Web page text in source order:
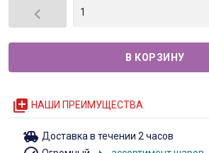

queue НАШИ ПРЕИМУЩЕСТВА
toys Доставка в течении 2 часов